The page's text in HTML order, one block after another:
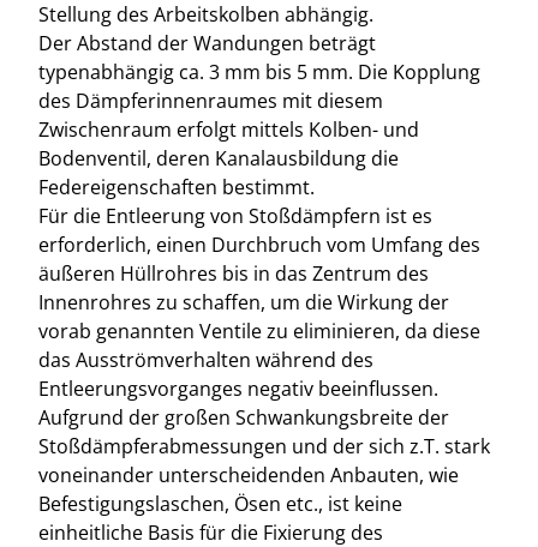
Stellung des Arbeitskolben abhängig.
Der Abstand der Wandungen beträgt
typenabhängig ca. 3 mm bis 5 mm. Die Kopplung
des Dämpferinnenraumes mit diesem
Zwischenraum erfolgt mittels Kolben- und
Bodenventil, deren Kanalausbildung die
Federeigenschaften bestimmt.
Für die Entleerung von Stoßdämpfern ist es
erforderlich, einen Durchbruch vom Umfang des
äußeren Hüllrohres bis in das Zentrum des
Innenrohres zu schaffen, um die Wirkung der
vorab genannten Ventile zu eliminieren, da diese
das Ausströmverhalten während des
Entleerungsvorganges negativ beeinflussen.
Aufgrund der großen Schwankungsbreite der
Stoßdämpferabmessungen und der sich z.T. stark
voneinander unterscheidenden Anbauten, wie
Befestigungslaschen, Ösen etc., ist keine
einheitliche Basis für die Fixierung des